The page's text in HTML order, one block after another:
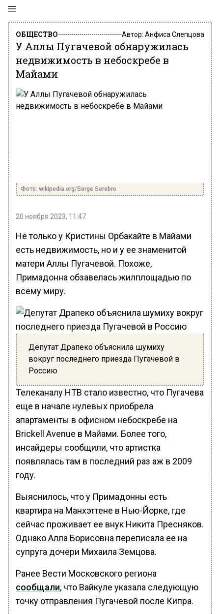
ОБЩЕСТВО Автор: Анфиса Слепцова
У Аллы Пугачевой обнаружилась
недвижимость в небоскребе в
Майами
Фото: wikipedia.org/Serge Serebro
20 ноября 2023, 11:47
Не только у Кристины Орбакайте в Майами
есть недвижимость, но и у ее знаменитой
матери Аллы Пугачевой. Похоже,
Примадонна обзавелась жилплощадью по
всему миру.
Депутат Драпеко объяснила шумиху
вокруг последнего приезда Пугачевой в
Россию
Телеканалу НТВ стало известно, что Пугачева
еще в начале нулевых приобрела
апартаменты в офисном небоскребе на
Brickell Avenue в Майами. Более того,
инсайдеры сообщили, что артистка
появлялась там в последний раз аж в 2009
году.
Выяснилось, что у Примадонны есть
квартира на Манхэттене в Нью-Йорке, где
сейчас проживает ее внук Никита Пресняков.
Однако Алла Борисовна переписала ее на
супруга дочери Михаила Земцова.
Ранее Вести Московского региона
сообщали, что Вайкуле указала следующую
точку отправления Пугачевой после Кипра.